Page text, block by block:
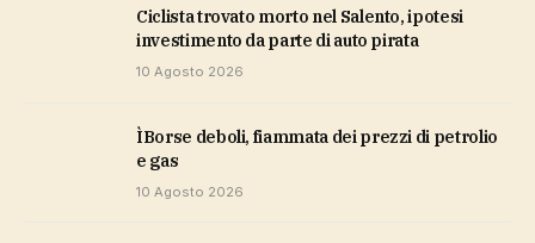
Ciclista trovato morto nel Salento, ipotesi
investimento da parte di auto pirata
10 Agosto 2026
ìBorse deboli, fiammata dei prezzi di petrolio
e gas
10 Agosto 2026